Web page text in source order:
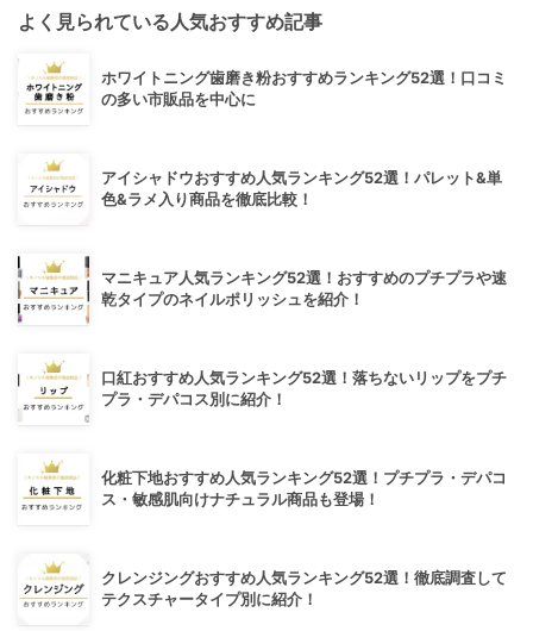
よく見られている人気おすすめ記事
ホワイトニング歯磨き粉おすすめランキング52選！口コミ
の多い市販品を中心に
アイシャドウおすすめ人気ランキング52選！パレット&単
色&ラメ入り商品を徹底比較！
マニキュア人気ランキング52選！おすすめのプチプラや速
乾タイプのネイルポリッシュを紹介！
口紅おすすめ人気ランキング52選！落ちないリップをプチ
プラ・デパコス別に紹介！
化粧下地おすすめ人気ランキング52選！プチプラ・デパコ
ス・敏感肌向けナチュラル商品も登場！
クレンジングおすすめ人気ランキング52選！徹底調査して
テクスチャータイプ別に紹介！